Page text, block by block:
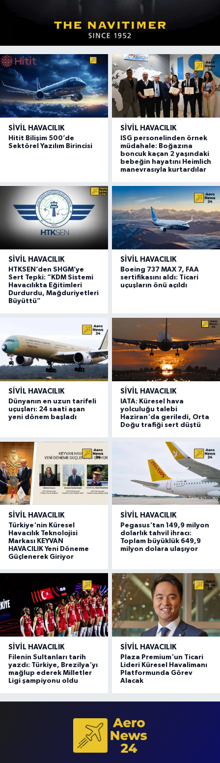
SIVIL HAVACILIK
Hitit Bilişim 500’de
Sektörel Yazılım Birincisi
SIVIL HAVACILIK
ISG personelinden örnek
müdahale: Boğazına
boncuk kaçan 2 yaşındaki
bebeğin hayatını Heimlich
manevrasıyla kurtardılar
SIVIL HAVACILIK
HTKSEN’den SHGM’ye
Sert Tepki: “KDM Sistemi
Havacılıkta Eğitimleri
Durdurdu, Mağduriyetleri
Büyüttü”
SIVIL HAVACILIK
Boeing 737 MAX 7, FAA
sertifikasını aldı: Ticari
uçuşların önü açıldı
SIVIL HAVACILIK
Dünyanın en uzun tarifeli
uçuşları: 24 saati aşan
yeni dönem başladı
SIVIL HAVACILIK
IATA: Küresel hava
yolculuğu talebi
Haziran'da geriledi, Orta
Doğu trafiği sert düştü
SIVIL HAVACILIK
Türkiye'nin Küresel
Havacılık Teknolojisi
Markası KEYVAN
HAVACILIK Yeni Döneme
Güçlenerek Giriyor
SIVIL HAVACILIK
Pegasus'tan 149,9 milyon
dolarlık tahvil ihracı:
Toplam büyüklük 649,9
milyon dolara ulaşıyor
SIVIL HAVACILIK
Filenin Sultanları tarih
yazdı: Türkiye, Brezilya'yı
mağlup ederek Milletler
Ligi şampiyonu oldu
SIVIL HAVACILIK
Plaza Premium'un Ticari
Lideri Küresel Havalimanı
Platformunda Görev
Alacak